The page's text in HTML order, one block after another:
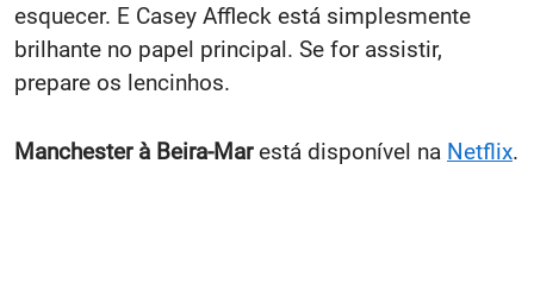
esquecer. E Casey Affleck está simplesmente
brilhante no papel principal. Se for assistir,
prepare os lencinhos.
Manchester à Beira-Marestá disponível na Netflix.